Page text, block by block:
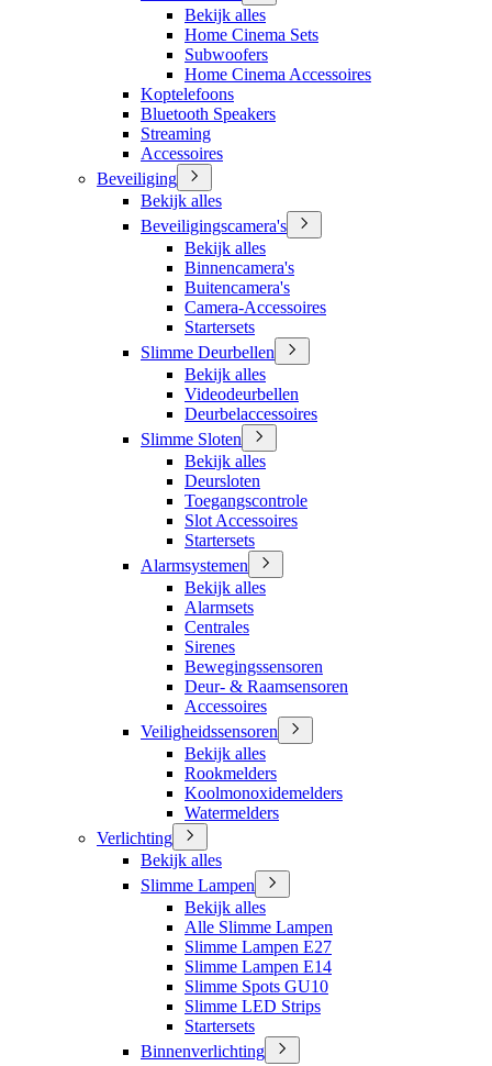
Bekijk alles
Home Cinema Sets
Subwoofers
Home Cinema Accessoires
Koptelefoons
Bluetooth Speakers
Streaming
Accessoires
Beveiliging
Bekijk alles
Beveiligingscamera's
Bekijk alles
Binnencamera's
Buitencamera's
Camera-Accessoires
Startersets
Slimme Deurbellen
Bekijk alles
Videodeurbellen
Deurbelaccessoires
Slimme Sloten
Bekijk alles
Deursloten
Toegangscontrole
Slot Accessoires
Startersets
Alarmsystemen
Bekijk alles
Alarmsets
Centrales
Sirenes
Bewegingssensoren
Deur- & Raamsensoren
Accessoires
Veiligheidssensoren
Bekijk alles
Rookmelders
Koolmonoxidemelders
Watermelders
Verlichting
Bekijk alles
Slimme Lampen
Bekijk alles
Alle Slimme Lampen
Slimme Lampen E27
Slimme Lampen E14
Slimme Spots GU10
Slimme LED Strips
Startersets
Binnenverlichting